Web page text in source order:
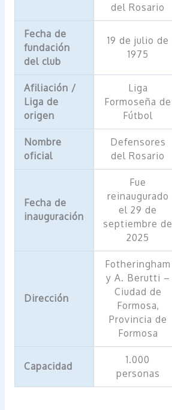
del Rosario
Fecha de
fundación
del club
19 de julio de
1975
Afiliación /
Liga de
origen
Liga
Formoseña de
Fútbol
Nombre
oficial
Defensores
del Rosario
Fecha de
inauguración
Fue
reinaugurado
el 29 de
septiembre de
2025
Dirección
Fotheringham
y A. Berutti –
Ciudad de
Formosa,
Provincia de
Formosa
Capacidad
1.000
personas